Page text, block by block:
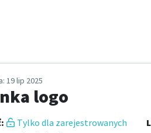
: 19 lip 2025
logo
:
Tylko dla zarejestrowanych